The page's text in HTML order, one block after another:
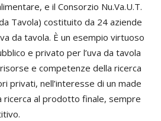
e il Consorzio Nu.Va.U.T.
Tavola) costituito da 24 aziende
da tavola. È un esempio virtuoso
e privato per l’uva da tavola
e competenze della ricerca
privati, nell’interesse di un made
ricerca al prodotto finale, sempre